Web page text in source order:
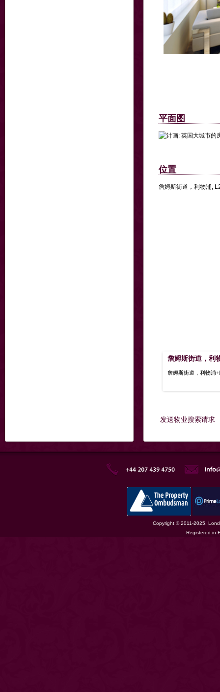
平面图
位置
詹姆斯街道，利物浦,
詹姆斯街道，利
詹姆斯街道，利物浦
发送物业搜索请求
Copyright © 2011-2025.
Registered in